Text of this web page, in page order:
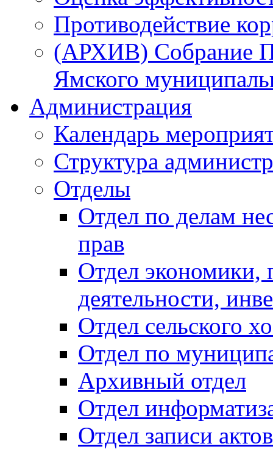
Противодействие
(АРХИВ) Собрание
Ямского
Администрация
Календарь
Структура
Отделы
Отдел по делам
прав
Отдел экономики,
деятельности,
Отдел сельского
Отдел по
Архивный отдел
Отдел
Отдел записи